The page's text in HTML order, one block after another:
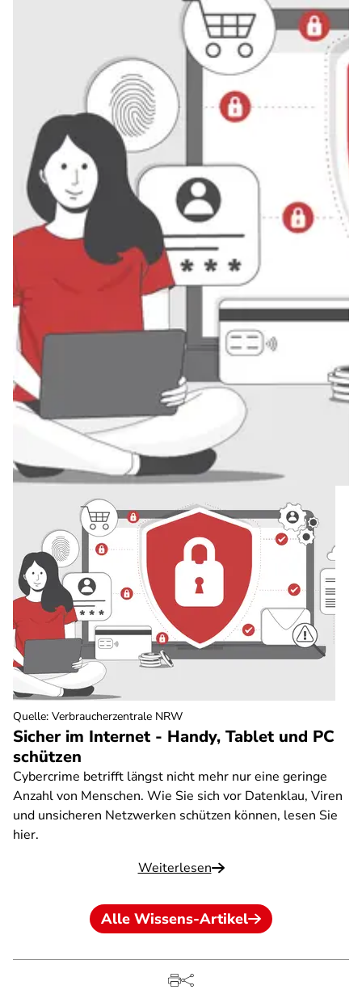
Sicher im Internet - Handy, Tablet und PC
schützen
Cybercrime betrifft längst nicht mehr nur eine geringe
Anzahl von Menschen. Wie Sie sich vor Datenklau, Viren
und unsicheren Netzwerken schützen können, lesen Sie
hier.
Weiterlesen
Quelle: Verbraucherzentrale NRW
Alle Wissens-Artikel